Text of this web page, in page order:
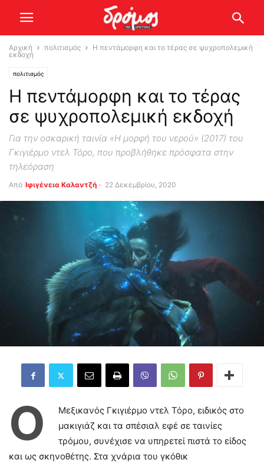
Αρχική πολιτισμός
Η πεντάμορφη και το τέρας σε ψυχροπολεμική
εκδοχή
πολιτισμός
Η πεντάμορφη και το τέρας
σε ψυχροπολεμική εκδοχή
Για την οσκαρική ταινία «Η μορφή του νερού» (2017) του
Γκιγιέρμο ντελ Τόρο, που προβλήθηκε πρόσφατα στην
τηλεόραση
Από Ιφιγένεια Καλαντζή - 22 Δεκεμβρίου, 2020
Ο
Μεξικανός Γκιγιέρμο ντελ Τόρο, ειδικός στο
μακιγιάζ και τα σπέσιαλ εφέ σε ταινίες
τρόμου, συνέχισε να υπηρετεί πιστά το είδος
και ως σκηνοθέτης. Στα χνάρια του γκόθικ